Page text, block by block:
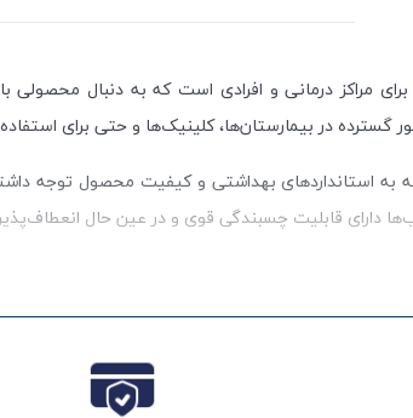
مراکز درمانی و افرادی است که به دنبال
گسترده در بیمارستان‌ها، کلینیک‌ها و حتی برای
استانداردهای بهداشتی و کیفیت محصول توجه
قابلیت چسبندگی قوی و در عین حال انعطاف‌پذیر
بر محل تزریق توصیه می‌شود، چرا که امکان
از راحتی و ایمنی بیماران خود اطمینان حاصل